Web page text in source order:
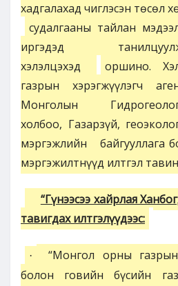
хадгалахад чиглэсэн төсөл
судалгааны тайлан
иргэдэд
хэлэлцэхэд
оршино.
газрын хэрэгжүүлэгч
Монголын
холбоо, Газарзүй,
мэргэжлийн
байгууллага
мэргэжилтнүүд илтгэл
“Гүнээсээ хайрлая
тавигдах илтгэлүүдээс:
·
“Монгол орны
болон говийн бүсийн